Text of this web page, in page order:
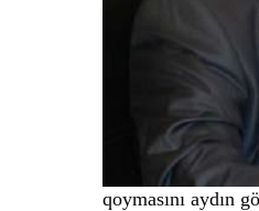
qoymasını aydın